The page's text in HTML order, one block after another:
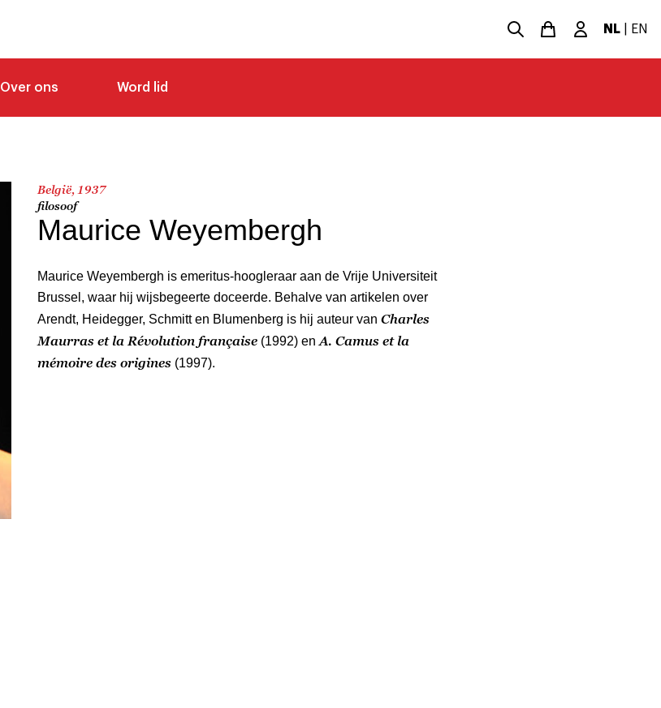
NL EN
Over ons Word lid
België, 1937
filosoof
Maurice Weyembergh
Maurice Weyembergh is emeritus-hoogleraar aan de Vrije Universiteit
Brussel, waar hij wijsbegeerte doceerde. Behalve van artikelen over
Arendt, Heidegger, Schmitt en Blumenberg is hij auteur van Charles
Maurras et la Révolution française (1992) en A. Camus et la
mémoire des origines (1997).